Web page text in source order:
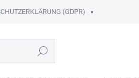
(GDPR)
Suchen